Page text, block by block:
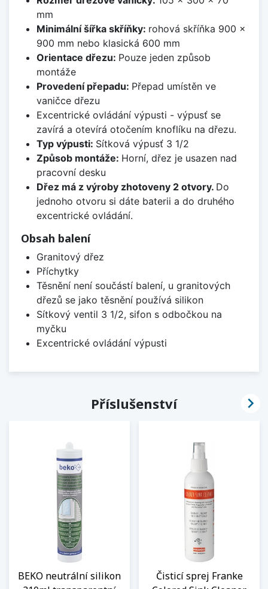
mm
Minimální šířka skříňky: rohová skříňka 900 x
900 mm nebo klasická 600 mm
Orientace dřezu: Pouze jeden způsob
montáže
Provedení přepadu: Přepad umístěn ve
vaničce dřezu
Excentrické ovládání výpusti - výpusť se
zavírá a otevírá otočením knoflíku na dřezu.
Typ výpusti: Sítková výpusť 3 1/2
Způsob montáže: Horní, dřez je usazen nad
pracovní desku
Dřez má z výroby zhotoveny 2 otvory. Do
jednoho otvoru si dáte baterii a do druhého
excentrické ovládání.
Obsah balení
Granitový dřez
Příchytky
Těsnění není součástí balení, u granitových
dřezů se jako těsnění používá silikon
Sítkový ventil 3 1/2, sifon s odbočkou na
myčku
Excentrické ovládání výpusti
Příslušenství
BEKO neutrální silikon
Čisticí sprej Franke
